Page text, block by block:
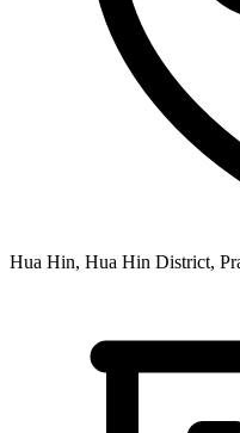
Hua Hin, Hua Hin District,